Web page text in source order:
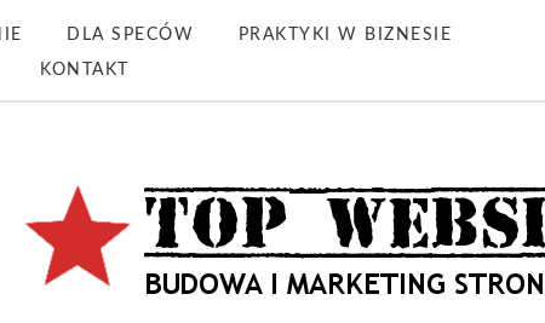
DLA SPECÓW PRAKTYKI W BIZNESIE
KONTAKT